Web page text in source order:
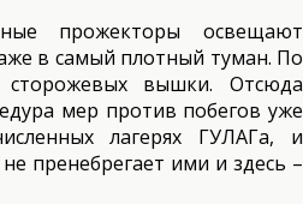
прожекторы освещают
в самый плотный туман. По
сторожевых вышки. Отсюда
мер против побегов уже
лагерях ГУЛАГа, и
пренебрегает ими и здесь –